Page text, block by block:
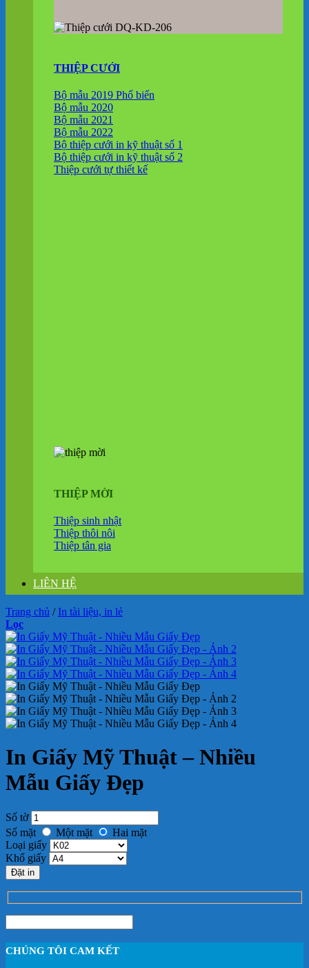
THIỆP CƯỚI
Bộ mẫu 2019
Bộ mẫu 2020
Bộ mẫu 2021
Bộ mẫu 2022
Bộ thiệp cưới in kỹ thuật số 1
Bộ thiệp cưới in kỹ thuật số 2
Thiệp cưới tự thiết kế
THIỆP MỜI
Thiệp sinh nhật
Thiệp thôi nôi
Thiệp tân gia
LIÊN HỆ
Trang chủ / In tài liệu, in lẻ
Lọc
In Giấy Mỹ Thuật – Nhiều
Mẫu Giấy Đẹp
Số tờ
Số mặt
Một mặt
Hai mặt
Loại giấy
Khổ giấy
Đặt in
CHÚNG TÔI CAM KẾT